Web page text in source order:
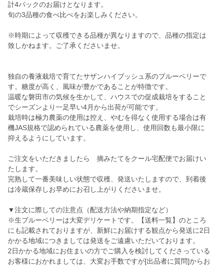
計4パックのお届けとなります。
旬の3品種の食べ比べをお楽しみください。
※時期によって収穫できる品種が異なりますので、品種の指定は
致しかねます。ご了承くださいませ。
独自の養液栽培で育てたサザンハイブッシュ系のブルーベリーで
す。糖度が高く、風味が豊かであることが特徴です。
温暖な磐田市の気候を生かして、ハウスでの促成栽培をすること
でシーズンより一足早い4月から出荷が可能です。
栽培時は極力農薬の使用は控え、やむを得なく使用する場合は有
機JAS規格で認められている農薬を使用し、使用回数も最小限に
抑えるようにしています。
ご注文をいただきましたら 摘みたてをクール宅配便でお届けい
たします。
完熟して一番美味しい状態で収穫、発送いたしますので、到着後
は冷蔵保存しお早めにお召し上がりくださいませ。
▼注文に際しての注意点（配送方法や納期指定など）
※生ブルーベリーは大変デリケートです。【送料一覧】のところ
にも記載されておりますが、新鮮にお届けする観点から発送に2日
かかる地域につきましては発送をご遠慮いただいております。
2日かかる地域にお住まいの方でご購入を検討してくださっている
お客様におかれましては、大変お手数ですが[出品者に質問]からお